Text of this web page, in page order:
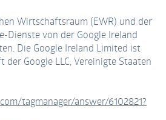
Wirtschaftsraum (EWR) und der
Dienste von der Google Ireland
Die Google Ireland Limited ist
der Google LLC, Vereinigte Staaten
tagmanager/answer/6102821?